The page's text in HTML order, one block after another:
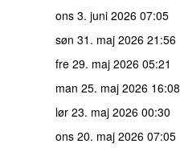
ons 3. juni 2026 07:05
søn 31. maj 2026 21:56
fre 29. maj 2026 05:21
man 25. maj 2026 16:08
lør 23. maj 2026 00:30
ons 20. maj 2026 07:05